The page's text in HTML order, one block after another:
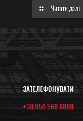
Читати далі
ЗАТЕЛЕФОНУВАТИ
+38 050 568 8888